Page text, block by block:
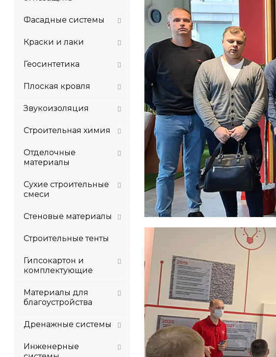
Фасадные системы
Краски и лаки
Геосинтетика
Плоская кровля
Звукоизоляция
Строительная химия
Отделочные
материалы
Сухие строительные
смеси
Стеновые материалы
Строительные тенты
Гипсокартон и
комплектующие
Материалы для
благоустройства
Дренажные системы
Инженерные